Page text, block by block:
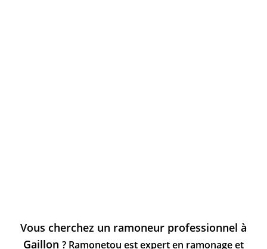
Vous cherchez un ramoneur professionnel à
Gaillon ? Ramonetou est expert en ramonage et